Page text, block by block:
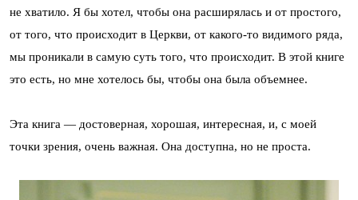
не хватило. Я бы хотел, чтобы она расширялась и от простого,
от того, что происходит в Церкви, от какого-то видимого ряда,
мы проникали в самую суть того, что происходит. В этой книге
это есть, но мне хотелось бы, чтобы она была объемнее.
Эта книга — достоверная, хорошая, интересная, и, с моей
точки зрения, очень важная. Она доступна, но не проста.